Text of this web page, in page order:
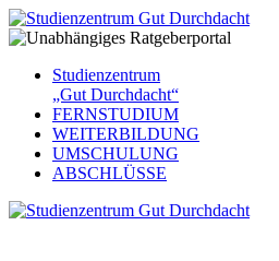
Studienzentrum
„Gut Durchdacht“
FERNSTUDIUM
WEITERBILDUNG
UMSCHULUNG
ABSCHLÜSSE